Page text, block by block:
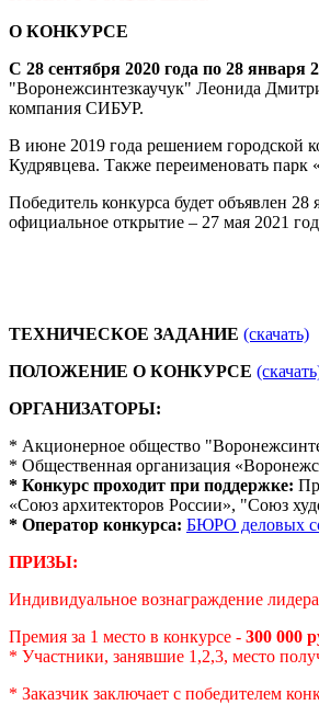
О КОНКУРСЕ
С 28 сентября 2020 года по 28 января
"Воронежсинтезкаучук" Леонида
компания СИБУР.
В июне 2019 года решением городской
Кудрявцева. Также переименовать
Победитель конкурса будет объявлен
официальное открытие – 27 мая 2021
ТЕХНИЧЕСКОЕ ЗАДАНИЕ (скачать)
ПОЛОЖЕНИЕ О КОНКУРСЕ
ОРГАНИЗАТОРЫ:
* Акционерное общество
* Общественная организация
* Конкурс проходит при поддержке:
«Союз архитекторов России», "Союз
* Оператор конкурса: БЮРО деловых
ПРИЗЫ:
Индивидуальное вознаграждение
Премия за 1 место в конкурсе - 300 000
* Участники, занявшие 1,2,3, место
* Заказчик заключает с победителем